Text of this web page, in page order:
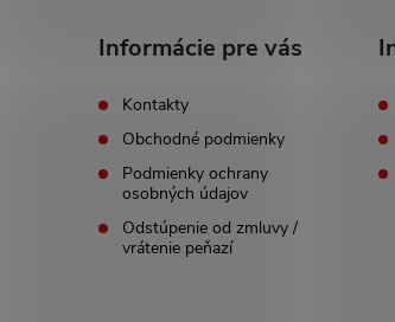
Informácie pre vás
Kontakty
Obchodné podmienky
Podmienky ochrany
osobných údajov
Odstúpenie od zmluvy /
vrátenie peňazí